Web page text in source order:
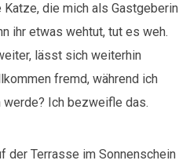
Katze, die mich als Gastgeberin
ihr etwas wehtut, tut es weh.
lässt sich weiterhin
fremd, während ich
werde? Ich bezweifle das.
der Terrasse im Sonnenschein